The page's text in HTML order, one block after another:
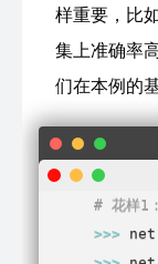
样重要，比
集上准确率
们在本例的
# 花样1
>>> net